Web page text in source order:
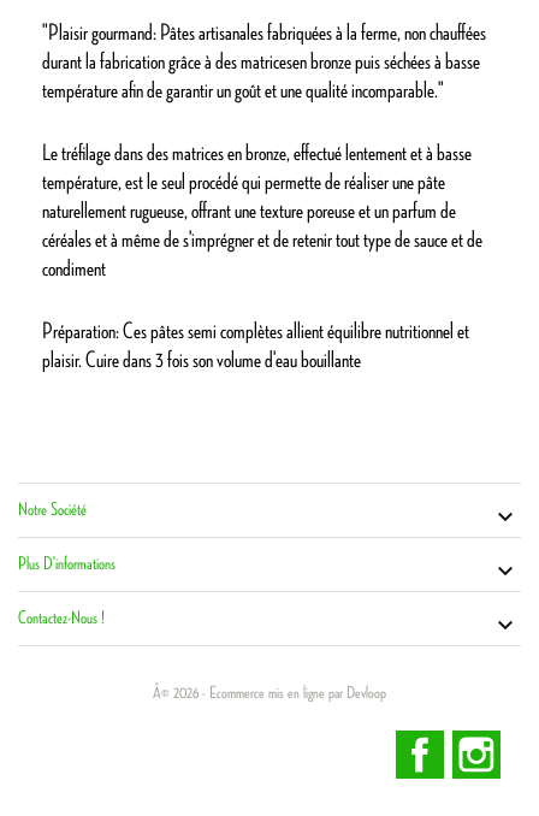
"Plaisir gourmand: Pâtes artisanales fabriquées à la ferme, non chauffées
durant la fabrication grâce à des matricesen bronze puis séchées à basse
température afin de garantir un goût et une qualité incomparable."
Le tréfilage dans des matrices en bronze, effectué lentement et à basse
température, est le seul procédé qui permette de réaliser une pâte
naturellement rugueuse, offrant une texture poreuse et un parfum de
céréales et à même de s'imprégner et de retenir tout type de sauce et de
condiment
Préparation: Ces pâtes semi complètes allient équilibre nutritionnel et
plaisir. Cuire dans 3 fois son volume d'eau bouillante
Notre Société 
Plus D'informations 
Contactez-Nous ! 

Â© 2026 - Ecommerce mis en ligne par Devloop
Facebook